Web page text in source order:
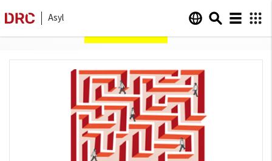
Asyl
Sider omDanmark